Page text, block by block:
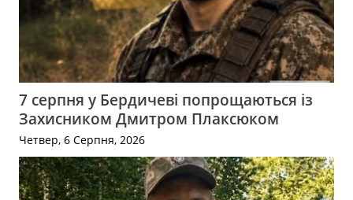
7 серпня у Бердичеві попрощаються із
Захисником Дмитром Плаксюком
Четвер, 6 Серпня, 2026